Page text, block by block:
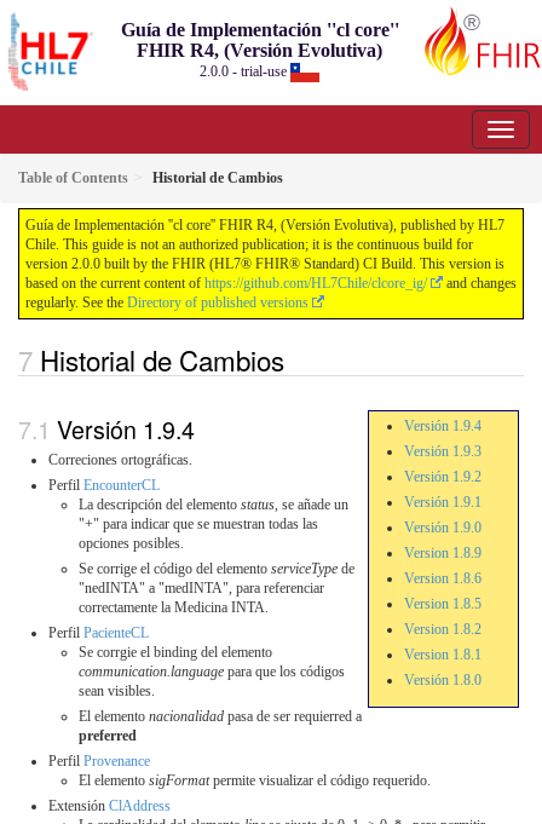
Guía de Implementación ''cl core''
FHIR R4, (Versión Evolutiva)
2.0.0 - trial-use
Table of Contents Historial de Cambios
Guía de Implementación ''cl core'' FHIR R4, (Versión Evolutiva), published by HL7
Chile. This guide is not an authorized publication; it is the continuous build for
version 2.0.0 built by the FHIR (HL7® FHIR® Standard) CI Build. This version is
based on the current content of https://github.com/HL7Chile/clcore_ig/
and changes
regularly. See the Directory of published versions
Historial de Cambios
Versión 1.9.4
Versión 1.9.3
Versión 1.9.2
Versión 1.9.1
Versión 1.9.0
Version 1.8.9
Version 1.8.6
Version 1.8.5
Version 1.8.2
Version 1.8.1
Versión 1.8.0
Versión 1.9.4
Correciones ortográficas.
Perfil EncounterCL
La descripción del elemento status , se añade un
"+" para indicar que se muestran todas las
opciones posibles.
Se corrige el código del elemento serviceType de
"nedINTA" a "medINTA", para referenciar
correctamente la Medicina INTA.
Perfil PacienteCL
Se corrgie el binding del elemento
communication.language para que los códigos
sean visibles.
El elemento nacionalidad pasa de ser requierred a
preferred
Perfil Provenance
El elemento sigFormatpermite visualizar el código requerido.
Extensión ClAddress